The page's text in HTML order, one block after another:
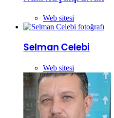
Web sitesi
Selman Celebi
Web sitesi